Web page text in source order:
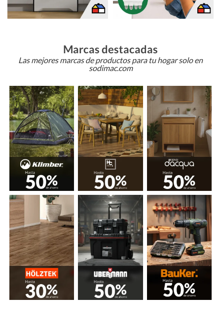
Marcas destacadas
Las mejores marcas de productos para tu hogar solo en
sodimac.com